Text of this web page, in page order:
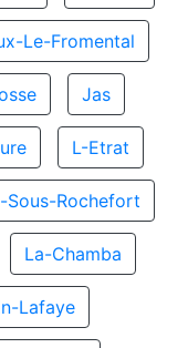
Le-Fromental
Jas
L-Etrat
Sous-Rochefort
La-Chamba
Lafaye